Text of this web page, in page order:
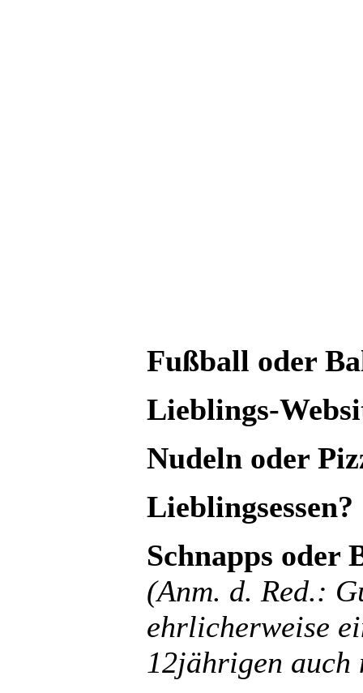
Fußball oder
Lieblings-
Nudeln oder
Lieblingsessen?
Schnapps oder
(Anm. d. Red.:
ehrlicherweise
12jährigen